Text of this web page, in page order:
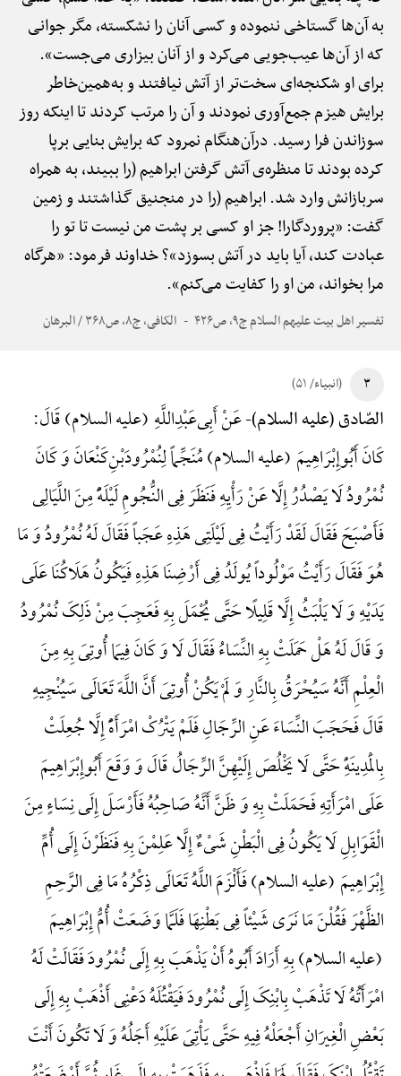
به آن‌ها گستاخی ننموده و کسی آنان را نشکسته، مگر جوانی
که از آن‌ها عیب‌جویی می‌کرد و از آنان بیزاری می‌جست».
برای او شکنجه‌ای سخت‌تر از آتش نیافتند و به‌همین‌خاطر
برایش هیزم جمع‌آوری نمودند و آن را مرتب کردند تا اینکه روز
سوزاندن فرا رسید. درآن‌هنگام نمرود که برایش بنایی برپا
کرده بودند تا منظره‌ی آتش گرفتن ابراهیم (را ببیند، به همراه
سربازانش وارد شد. ابراهیم (را در منجنیق گذاشتند و زمین
گفت: «پروردگارا! جز او کسی بر پشت من نیست تا تو را
عبادت کند، آیا باید در آتش بسوزد»؟ خداوند فرمود: «هرگاه
مرا بخواند، من او را کفایت می‌کنم».
تفسیر اهل بیت علیهم السلام ج۹، ص۴۲۶ الکافی، ج۸، ص۳۶۸ / البرهان
۳ (انبیاء/ ۵۱)
الصّادق (علیه السلام)-عَنْ أَبِی‌عَبْدِ‌اللَّهِ (علیه السلام) قَالَ:
کَانَ أَبُوإِبْرَاهِیمَ (علیه السلام) مُنَجِّماً لِنُمْرُودَ‌بْنِ‌کَنْعَانَ وَ کَانَ
نُمْرُودُ لَا یَصْدُرُ إِلَّا عَنْ رَأْیِهِ فَنَظَرَ فِی النُّجُومِ لَیْلَهًًْ مِنَ اللَّیَالِی
فَأَصْبَحَ فَقَالَ لَقَدْ رَأَیْتُ فِی لَیْلَتِی هَذِهِ عَجَباً فَقَالَ لَهُ نُمْرُودُ وَ مَا
هُوَ فَقَالَ رَأَیْتُ مَوْلُوداً یُولَدُ فِی أَرْضِنَا هَذِهِ فَیَکُونُ هَلَاکُنَا عَلَی
یَدَیْهِ وَ لَا یَلْبَثُ إِلَّا قَلِیلًا حَتَّی یُحْمَلَ بِهِ فَعَجِبَ مِنْ ذَلِکَ نُمْرُودُ
وَ قَالَ لَهُ هَلْ حَمَلَتْ بِهِ النِّسَاءُ فَقَالَ لَا وَ کَانَ فِیمَا أُوتِیَ بِهِ مِنَ
الْعِلْمِ أَنَّهُ سَیُحْرَقُ بِالنَّارِ وَ لَمْ یَکُنْ أُوتِیَ أَنَّ اللَّهَ تَعَالَی سَیُنْجِیهِ
قَالَ فَحَجَبَ النِّسَاءَ عَنِ الرِّجَالِ فَلَمْ یَتْرُکْ امْرَأَهًًْ إِلَّا جُعِلَتْ
بِالْمَدِینَهًِْ حَتَّی لَا یَخْلُصَ إِلَیْهِنَّ الرِّجَالُ قَالَ وَ وَقَعَ أَبُوإِبْرَاهِیمَ
عَلَی امْرَأَتِهِ فَحَمَلَتْ بِهِ وَ ظَنَّ أَنَّهُ صَاحِبُهُ فَأَرْسَلَ إِلَی نِسَاءٍ مِنَ
الْقَوَابِلِ لَا یَکُونُ فِی الْبَطْنِ شَیْءٌ إِلَّا عَلِمْنَ بِهِ فَنَظَرْنَ إِلَی أُمِّ
إِبْرَاهِیمَ (علیه السلام) فَأَلْزَمَ اللَّهُ تَعَالَی ذِکْرُهُ مَا فِی الرَّحِمِ
الظَّهْرَ فَقُلْنَ مَا نَرَی شَیْئاً فِی بَطْنِهَا فَلَمَّا وَضَعَتْ أُمُّ إِبْرَاهِیمَ
(علیه السلام) بِهِ أَرَادَ أَبُوهُ أَنْ یَذْهَبَ بِهِ إِلَی نُمْرُودَ فَقَالَتْ لَهُ
امْرَأَتُهُ لَا تَذْهَبْ بِابْنِکَ إِلَی نُمْرُودَ فَیَقْتُلَهُ دَعْنِی أَذْهَبْ بِهِ إِلَی
بَعْضِ الْغِیرَانِ أَجْعَلْهُ فِیهِ حَتَّی یَأْتِیَ عَلَیْهِ أَجَلُهُ وَ لَا تَکُونَ أَنْتَ